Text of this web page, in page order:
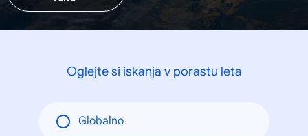
Oglejte si iskanja v porastu leta
Globalno